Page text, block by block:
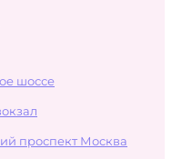
шоссе
проспект Москва